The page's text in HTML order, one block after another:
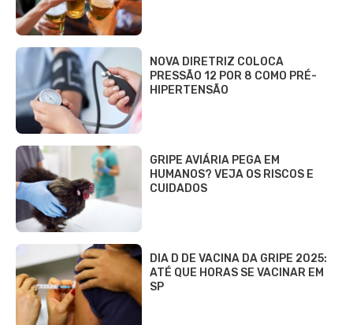
NOVA DIRETRIZ COLOCA
PRESSÃO 12 POR 8 COMO PRÉ-
HIPERTENSÃO
GRIPE AVIÁRIA PEGA EM
HUMANOS? VEJA OS RISCOS E
CUIDADOS
DIA D DE VACINA DA GRIPE 2025:
ATÉ QUE HORAS SE VACINAR EM
SP